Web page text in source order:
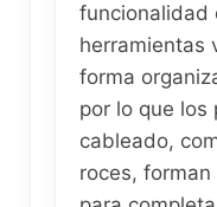
funcionalidad
herramientas
forma
por lo que los
cableado,
roces,